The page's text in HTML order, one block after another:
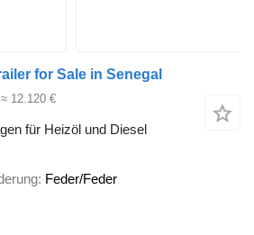
for Sale in Senegal
≈ 12.120 €
für Heizöl und Diesel
Feder/Feder